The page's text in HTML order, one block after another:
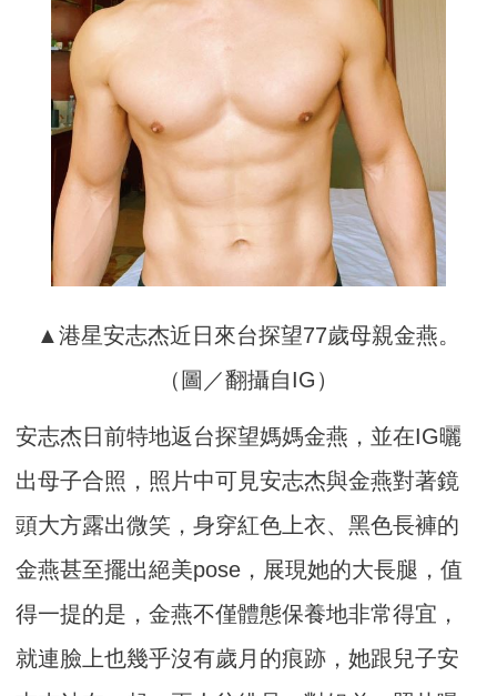
▲港星安志杰近日來台探望77歲母親金燕。
（圖／翻攝自IG）
安志杰日前特地返台探望媽媽金燕，並在IG曬
出母子合照，照片中可見安志杰與金燕對著鏡
頭大方露出微笑，身穿紅色上衣、黑色長褲的
金燕甚至擺出絕美pose，展現她的大長腿，值
得一提的是，金燕不僅體態保養地非常得宜，
就連臉上也幾乎沒有歲月的痕跡，她跟兒子安